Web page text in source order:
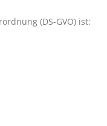
(DS-GVO) ist: